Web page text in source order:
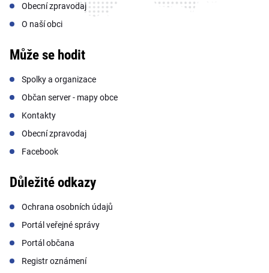
Obecní zpravodaj
O naší obci
Může se hodit
Spolky a organizace
Občan server - mapy obce
Kontakty
Obecní zpravodaj
Facebook
Důležité odkazy
Ochrana osobních údajů
Portál veřejné správy
Portál občana
Registr oznámení